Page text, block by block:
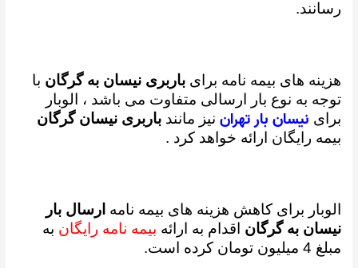
رسانند.
هزینه های بیمه نامه برایباربری نیسان به گرگان با
توجه به نوع بار ارسالی متفاوت می باشد ، الوبار
برای نیسان بار تهران نیز مانندباربری نیسان گرگان
بیمه رایگان ارائه خواهد کرد .
الوبار برای کاهش هزینه های بیمه نامه ارسال بار
نیسان به گرگان اقدام به ارائه بیمه نامه رایگان به
مبلغ 4 میلیون تومان کرده است.